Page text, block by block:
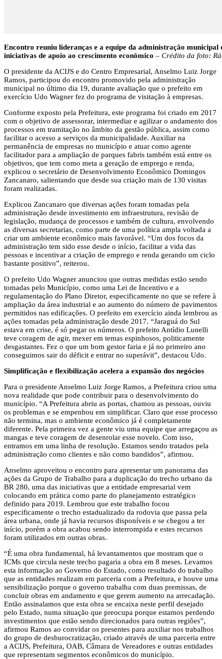
Encontro reuniu lideranças e a equipe da administração
iniciativas de apoio ao crescimento econômico – Crédito da foto:
O presidente da ACIJS e do Centro Empresarial, Anselmo Luiz Jorge
Ramos, participou do encontro promovido pela administração
municipal no último dia 19, durante avaliação que o prefeito em
exercício Udo Wagner fez do programa de visitação à empresas.
Conforme exposto pela Prefeitura, este programa foi criado em 2017
com o objetivo de assessorar, intermediar e agilizar o andamento dos
processos em tramitação no âmbito da gestão pública, assim como
facilitar o acesso a serviços da municipalidade. Auxiliar na
permanência de empresas no município e atuar como agente
facilitador para a ampliação de parques fabris também está entre os
objetivos, que tem como meta a geração de emprego e renda,
explicou o secretário de Desenvolvimento Econômico Domingos
Zancanaro, salientando que desde sua criação mais de 130 visitas
foram realizadas.
Explicou Zancanaro que diversas ações foram tomadas pela
administração desde investimento em infraestrutura, revisão de
legislação, mudança de processos e também de cultura, envolvendo
as diversas secretarias, como parte de uma política ampla voltada a
criar um ambiente econômico mais favorável. “Um dos focos da
administração tem sido esse desde o início, facilitar a vida das
pessoas e incentivar a criação de emprego e renda gerando um ciclo
bastante positivo”, reiterou.
O prefeito Udo Wagner anunciou que outras medidas estão sendo
tomadas pelo Município, como uma Lei de Incentivo e a
regulamentação do Plano Diretor, especificamente no que se refere à
ampliação da área industrial e ao aumento do número de pavimentos
permitidos nas edificações. O prefeito em exercício ainda lembrou as
ações tomadas pela administração desde 2017. “Jaraguá do Sul
estava em crise, é só pegar os números. O prefeito Antídio Lunelli
teve coragem de agir, mexer em temas espinhosos, politicamente
desgastantes. Fez o que um bom gestor faria e já no primeiro ano
conseguimos sair do déficit e entrar no superávit”, destacou Udo.
Simplificação e flexibilização acelera a expansão dos negócios
Para o presidente Anselmo Luiz Jorge Ramos, a Prefeitura criou uma
nova realidade que pode contribuir para o desenvolvimento do
município. “A Prefeitura abriu as portas, chamou as pessoas, ouviu
os problemas e se empenhou em simplificar. Claro que esse processo
não termina, mas o ambiente econômico já é completamente
diferente. Pela primeira vez a gente viu uma equipe que arregaçou as
mangas e teve coragem de desenrolar esse novelo. Com isso,
entramos em uma linha de resolução. Estamos sendo tratados pela
administração como clientes e não como bandidos”, afirmou.
Anselmo aproveitou o encontro para apresentar um panorama das
ações da Grupo de Trabalho para a duplicação do trecho urbano da
BR 280, uma das iniciativas que a entidade empresarial vem
colocando em prática como parte do planejamento estratégico
definido para 2019. Lembrou que este trabalho focou
especificamente o trecho estadualizado da rodovia que passa pela
área urbana, onde já havia recursos disponíveis e se chegou a ter
início, porém a obra acabou sendo interrompida e estes recursos
foram utilizados em outras obras.
“É uma obra fundamental, há levantamentos que mostram que o
ICMs que circula neste trecho pagaria a obra em 8 meses. Levamos
esta informação ao Governo do Estado, como resultado do trabalho
que as entidades realizam em parceria com a Prefeitura, e houve uma
sensibilização porque o governo trabalha com duas premissas, de
concluir obras em andamento e que gerem aumento na arrecadação.
Então assinalamos que esta obra se encaixa neste perfil desejado
pelo Estado, numa situação que preocupa porque estamos perdendo
investimentos que estão sendo direcionados para outras regiões”,
afirmou Ramos ao convidar os presentes para auxiliar nos trabalhos
do grupo de desburocratização, criado através de uma parceria entre
a ACIJS, Prefeitura, OAB, Câmara de Vereadores e outras entidades
que representam segmentos econômicos do município.